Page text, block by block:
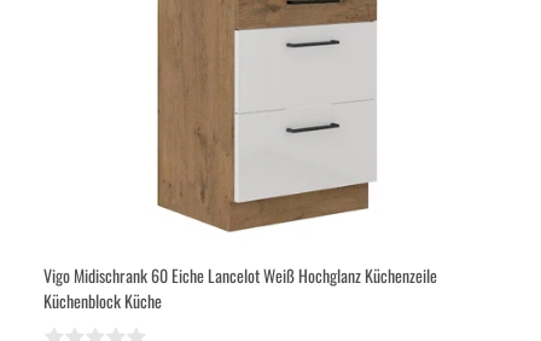
Vigo Midischrank 60 Eiche Lancelot Weiß Hochglanz Küchenzeile
Küchenblock Küche